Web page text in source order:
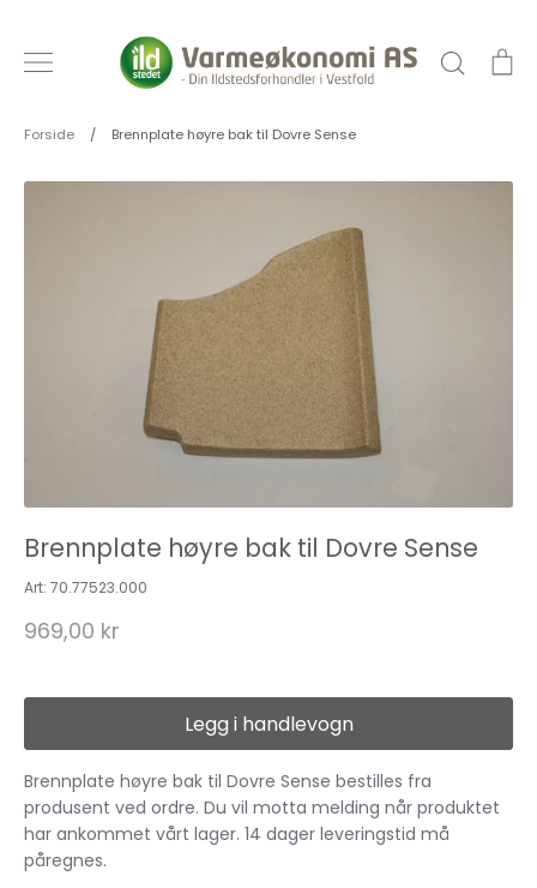
innhold
Søk
Forside / Brennplate høyre bak til Dovre Sense
Brennplate høyre bak til Dovre Sense
Art: 70.77523.000
969,00 kr
Legg i handlevogn
Brennplate høyre bak til Dovre Sense bestilles fra
produsent ved ordre. Du vil motta melding når produktet
har ankommet vårt lager. 14 dager leveringstid må
påregnes.